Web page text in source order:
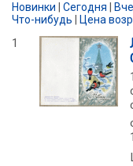
Новинки Сегодня
Что-нибудь
Цена
1